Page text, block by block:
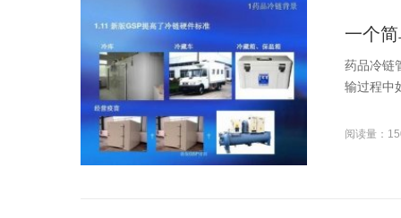
一个
药品冷链
输过程中
阅读量：